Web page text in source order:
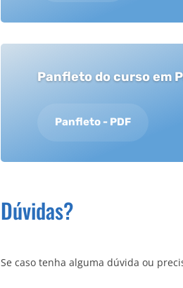
Panfleto do curso em
Panfleto - PDF
Dúvidas?
Se caso tenha alguma dúvida ou